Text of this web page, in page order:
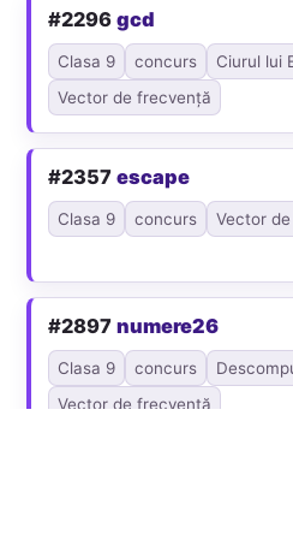
#2296gcd
Clasa 9 concurs
Ciurul lui
Vector de frecvență
#2357escape
Clasa 9 concurs Vector
#2897numere26
Clasa 9 concurs
Vector de frecvență